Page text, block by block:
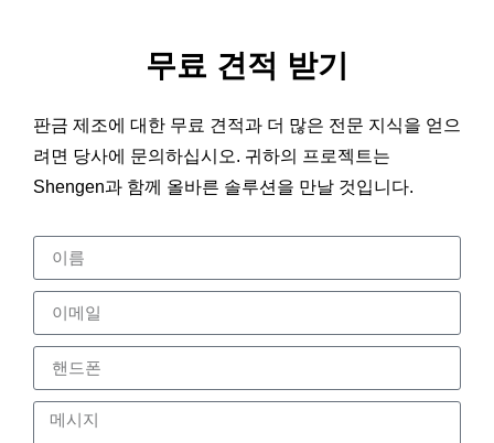
무료 견적 받기
판금 제조에 대한 무료 견적과 더 많은 전문 지식을 얻으
려면 당사에 문의하십시오. 귀하의 프로젝트는
Shengen과 함께 올바른 솔루션을 만날 것입니다.